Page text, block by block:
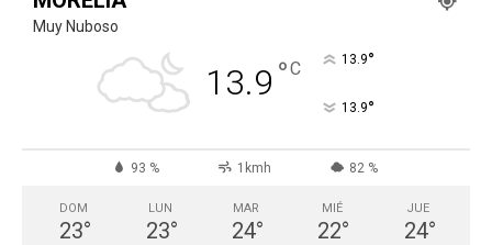
Muy Nuboso
13.9 °C 13.9°
13.9°
93 % 1kmh 82 %
DOM
23°
LUN
23°
MAR
24°
MIÉ
22°
JUE
24°